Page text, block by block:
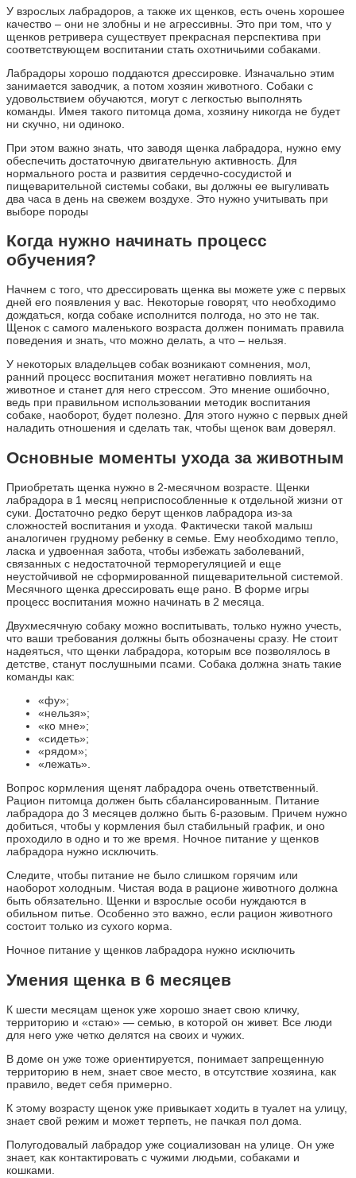
У взрослых лабрадоров, а также их щенков, есть очень хорошее
качество – они не злобны и не агрессивны. Это при том, что у
щенков ретривера существует прекрасная перспектива при
соответствующем воспитании стать охотничьими собаками.
Лабрадоры хорошо поддаются дрессировке. Изначально этим
занимается заводчик, а потом хозяин животного. Собаки с
удовольствием обучаются, могут с легкостью выполнять
команды. Имея такого питомца дома, хозяину никогда не будет
ни скучно, ни одиноко.
При этом важно знать, что заводя щенка лабрадора, нужно ему
обеспечить достаточную двигательную активность. Для
нормального роста и развития сердечно-сосудистой и
пищеварительной системы собаки, вы должны ее выгуливать
два часа в день на свежем воздухе. Это нужно учитывать при
выборе породы
Когда нужно начинать процесс
обучения?
Начнем с того, что дрессировать щенка вы можете уже с первых
дней его появления у вас. Некоторые говорят, что необходимо
дождаться, когда собаке исполнится полгода, но это не так.
Щенок с самого маленького возраста должен понимать правила
поведения и знать, что можно делать, а что – нельзя.
У некоторых владельцев собак возникают сомнения, мол,
ранний процесс воспитания может негативно повлиять на
животное и станет для него стрессом. Это мнение ошибочно,
ведь при правильном использовании методик воспитания
собаке, наоборот, будет полезно. Для этого нужно с первых дней
наладить отношения и сделать так, чтобы щенок вам доверял.
Основные моменты ухода за животным
Приобретать щенка нужно в 2-месячном возрасте. Щенки
лабрадора в 1 месяц неприспособленные к отдельной жизни от
суки. Достаточно редко берут щенков лабрадора из-за
сложностей воспитания и ухода. Фактически такой малыш
аналогичен грудному ребенку в семье. Ему необходимо тепло,
ласка и удвоенная забота, чтобы избежать заболеваний,
связанных с недостаточной терморегуляцией и еще
неустойчивой не сформированной пищеварительной системой.
Месячного щенка дрессировать еще рано. В форме игры
процесс воспитания можно начинать в 2 месяца.
Двухмесячную собаку можно воспитывать, только нужно учесть,
что ваши требования должны быть обозначены сразу. Не стоит
надеяться, что щенки лабрадора, которым все позволялось в
детстве, станут послушными псами. Собака должна знать такие
команды как:
«фу»;
«нельзя»;
«ко мне»;
«сидеть»;
«рядом»;
«лежать».
Вопрос кормления щенят лабрадора очень ответственный.
Рацион питомца должен быть сбалансированным. Питание
лабрадора до 3 месяцев должно быть 6-разовым. Причем нужно
добиться, чтобы у кормления был стабильный график, и оно
проходило в одно и то же время. Ночное питание у щенков
лабрадора нужно исключить.
Следите, чтобы питание не было слишком горячим или
наоборот холодным. Чистая вода в рационе животного должна
быть обязательно. Щенки и взрослые особи нуждаются в
обильном питье. Особенно это важно, если рацион животного
состоит только из сухого корма.
Ночное питание у щенков лабрадора нужно исключить
Умения щенка в 6 месяцев
К шести месяцам щенок уже хорошо знает свою кличку,
территорию и «стаю» — семью, в которой он живет. Все люди
для него уже четко делятся на своих и чужих.
В доме он уже тоже ориентируется, понимает запрещенную
территорию в нем, знает свое место, в отсутствие хозяина, как
правило, ведет себя примерно.
К этому возрасту щенок уже привыкает ходить в туалет на улицу,
знает свой режим и может терпеть, не пачкая пол дома.
Полугодовалый лабрадор уже социализован на улице. Он уже
знает, как контактировать с чужими людьми, собаками и
кошками.